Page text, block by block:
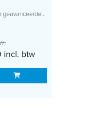
geavanceerde...
incl. btw